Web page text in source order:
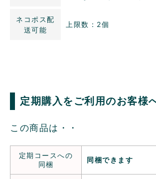
ネコポス配
送可能
上限数：2個
定期購入をご利用のお客様
この商品は・・
定期コースへの
同梱
同梱できます